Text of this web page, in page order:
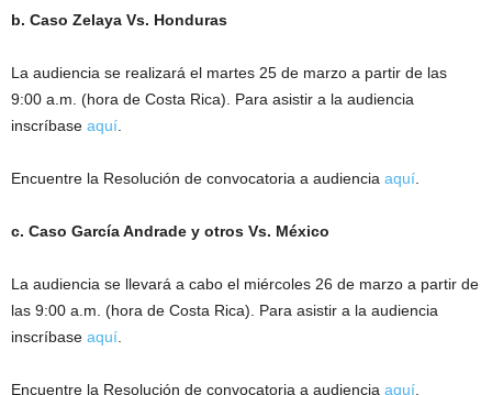
b. Caso Zelaya Vs. Honduras
La audiencia se realizará el martes 25 de marzo a partir de las
9:00 a.m. (hora de Costa Rica). Para asistir a la audiencia
inscríbase aquí
Encuentre la Resolución de convocatoria a audiencia aquí
c. Caso García Andrade y otros Vs. México
La audiencia se llevará a cabo el miércoles 26 de marzo a partir de
las 9:00 a.m. (hora de Costa Rica). Para asistir a la audiencia
inscríbase aquí
Encuentre la Resolución de convocatoria a audiencia aquí